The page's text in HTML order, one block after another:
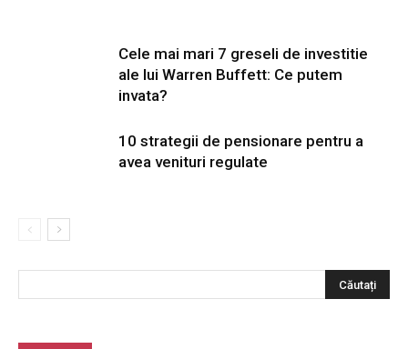
Cele mai mari 7 greseli de investitie
ale lui Warren Buffett: Ce putem
invata?
10 strategii de pensionare pentru a
avea venituri regulate